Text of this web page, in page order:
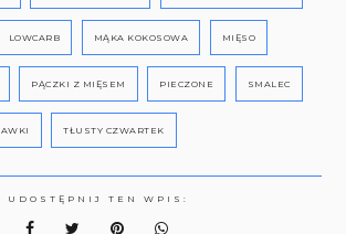
LOWCARB MĄKA KOKOSOWA MIĘSO
PĄCZKI Z MIĘSEM PIECZONE SMALEC
TŁUSTY CZWARTEK
UDOSTĘPNIJ TEN WPIS: